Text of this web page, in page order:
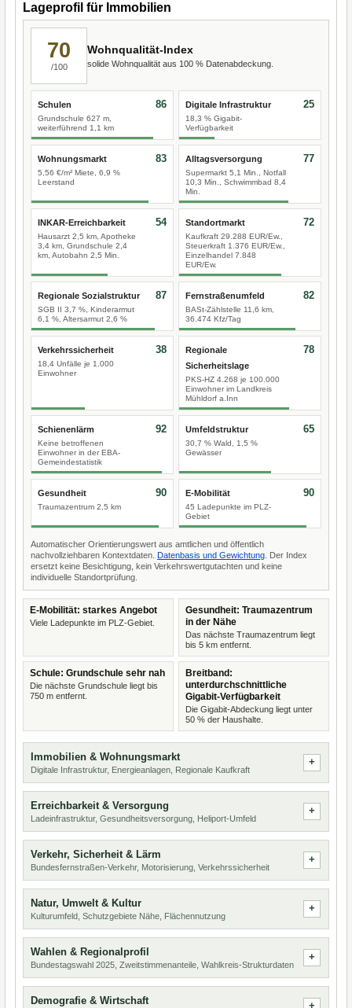
Lageprofil für Immobilien
70
/100
Wohnqualität-Index
solide Wohnqualität aus 100 % Datenabdeckung.
Schulen
Grundschule 627 m,
weiterführend 1,1 km
86 Digitale Infrastruktur
18,3 % Gigabit-
Verfügbarkeit
25
Wohnungsmarkt
5,56 €/m² Miete, 6,9 %
Leerstand
83 Alltagsversorgung
Supermarkt 5,1 Min., Notfall
10,3 Min., Schwimmbad 8,4
Min.
77
INKAR-Erreichbarkeit
Hausarzt 2,5 km, Apotheke
3,4 km, Grundschule 2,4
km, Autobahn 2,5 Min.
54 Standortmarkt
Kaufkraft 29.288 EUR/Ew.,
Steuerkraft 1.376 EUR/Ew.,
Einzelhandel 7.848
EUR/Ew.
72
Regionale Sozialstruktur
SGB II 3,7 %, Kinderarmut
6,1 %, Altersarmut 2,6 %
87 Fernstraßenumfeld
BASt-Zählstelle 11,6 km,
36.474 Kfz/Tag
82
Verkehrssicherheit
18,4 Unfälle je 1.000
Einwohner
38
Regionale
Sicherheitslage
PKS-HZ 4.268 je 100.000
Einwohner im Landkreis
Mühldorf a.Inn
78
Schienenlärm
Keine betroffenen
Einwohner in der EBA-
Gemeindestatistik
92 Umfeldstruktur
30,7 % Wald, 1,5 %
Gewässer
65
Gesundheit
Traumazentrum 2,5 km
90 E-Mobilität
45 Ladepunkte im PLZ-
Gebiet
90
Automatischer Orientierungswert aus amtlichen und öffentlich
nachvollziehbaren Kontextdaten. Datenbasis und Gewichtung . Der Index
ersetzt keine Besichtigung, kein Verkehrswertgutachten und keine
individuelle Standortprüfung.
E-Mobilität: starkes Angebot
Viele Ladepunkte im PLZ-Gebiet.
Gesundheit: Traumazentrum
in der Nähe
Das nächste Traumazentrum liegt
bis 5 km entfernt.
Schule: Grundschule sehr nah
Die nächste Grundschule liegt bis
750 m entfernt.
Breitband:
unterdurchschnittliche
Gigabit-Verfügbarkeit
Die Gigabit-Abdeckung liegt unter
50 % der Haushalte.
Immobilien & Wohnungsmarkt
Digitale Infrastruktur, Energieanlagen, Regionale Kaufkraft
Erreichbarkeit & Versorgung
Ladeinfrastruktur, Gesundheitsversorgung, Heliport-Umfeld
Verkehr, Sicherheit & Lärm
Bundesfernstraßen-Verkehr, Motorisierung, Verkehrssicherheit
Natur, Umwelt & Kultur
Kulturumfeld, Schutzgebiete Nähe, Flächennutzung
Wahlen & Regionalprofil
Bundestagswahl 2025, Zweitstimmenanteile, Wahlkreis-Strukturdaten
Demografie & Wirtschaft